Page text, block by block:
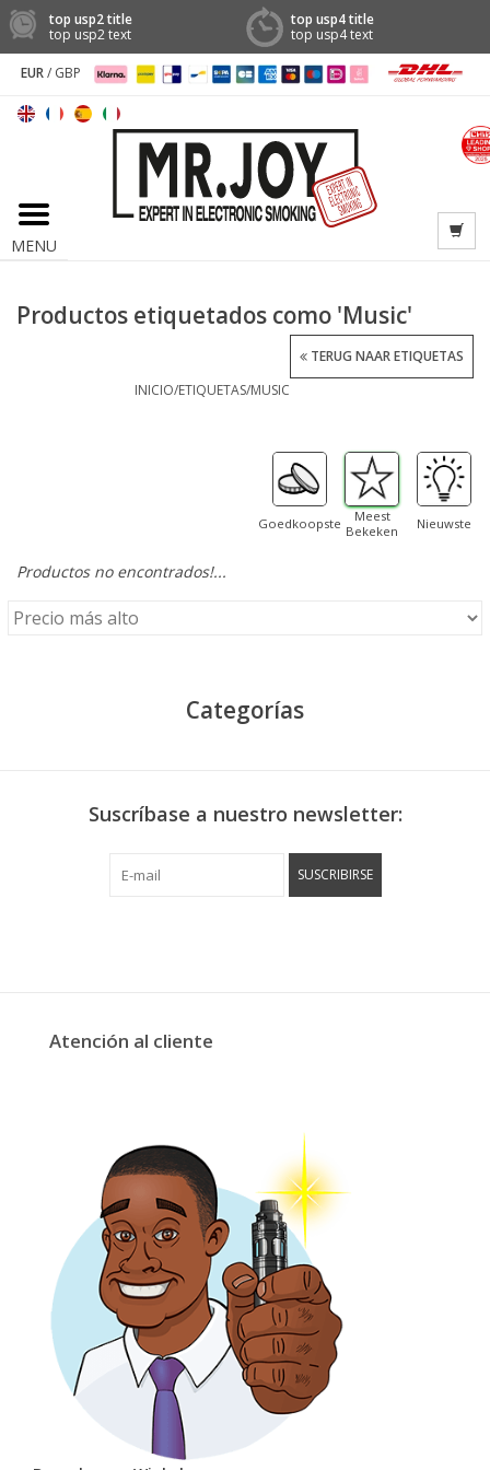
top usp2 title
top usp2 text
top usp4 title
top usp4 text
EUR/ GBP
MENU
Productos etiquetados como 'Music'
INICIO/ETIQUETAS/MUSIC
TERUG NAAR ETIQUETAS
Goedkoopste
Meest
Bekeken
Nieuwste
Productos no encontrados!...
Categorías
Suscríbase a nuestro newsletter:
SUSCRIBIRSE
Atención al cliente